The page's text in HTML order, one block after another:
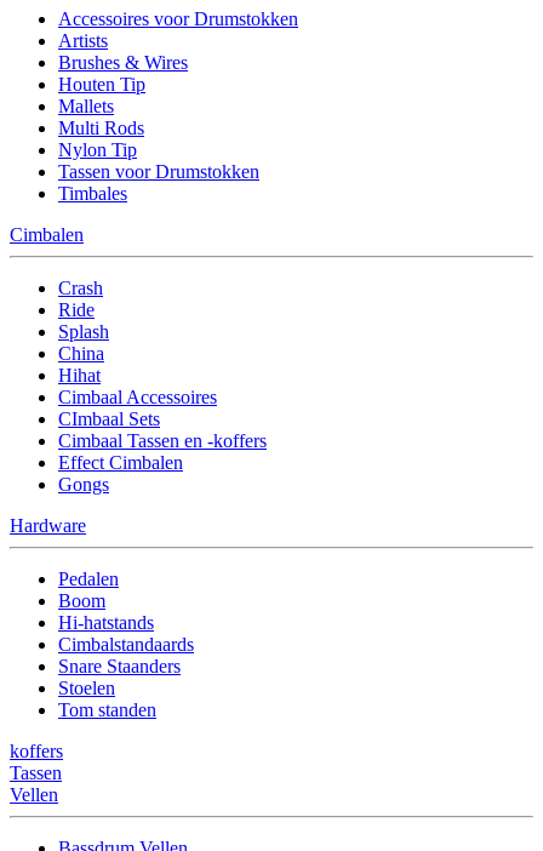
Accessoires voor Drumstokken
Artists
Brushes & Wires
Houten Tip
Mallets
Multi Rods
Nylon Tip
Tassen voor Drumstokken
Timbales
Cimbalen
Crash
Ride
Splash
China
Hihat
Cimbaal Accessoires
CImbaal Sets
Cimbaal Tassen en -koffers
Effect Cimbalen
Gongs
Hardware
Pedalen
Boom
Hi-hatstands
Cimbalstandaards
Snare Staanders
Stoelen
Tom standen
koffers
Tassen
Vellen